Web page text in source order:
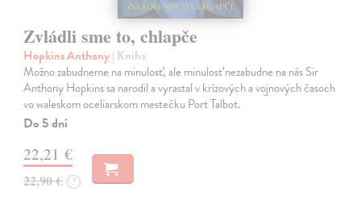
Zvládli sme to, chlapče
Hopkins Anthony| Kniha
Možno zabudneme na minulosť, ale minulosť nezabudne na nás Sir
Anthony Hopkins sa narodil a vyrastal v krízových a vojnových časoch
vo waleskom oceliarskom mestečku Port Talbot.
Do 5 dní
22,21 €
22,90 € ?